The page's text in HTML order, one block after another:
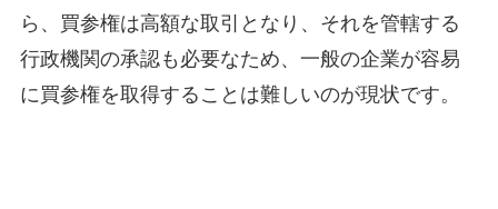
ら、買参権は高額な取引となり、それを管轄する
行政機関の承認も必要なため、一般の企業が容易
に買参権を取得することは難しいのが現状です。